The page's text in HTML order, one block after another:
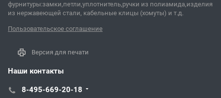
фурнитуры:замки,петли,уплотнитель,ручки из полиамида,изделия
из нержавеющей стали, кабельные клицы (хомуты) и т.д.
Пользовательское соглашение
Версия для печати
Наши контакты
8-495-669-20-18